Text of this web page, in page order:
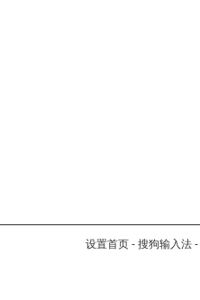
设置首页 - 搜狗输入法 -